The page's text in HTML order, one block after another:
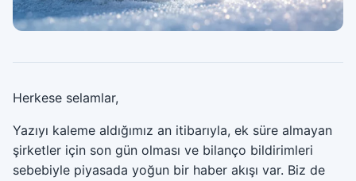
Herkese selamlar,
Yazıyı kaleme aldığımız an itibarıyla, ek süre almayan
şirketler için son gün olması ve bilanço bildirimleri
sebebiyle piyasada yoğun bir haber akışı var. Biz de